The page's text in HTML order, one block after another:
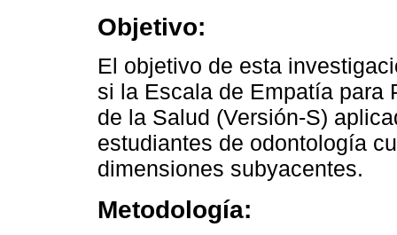
Objetivo:
El objetivo de esta
si la Escala de Empatía para
de la Salud (Versión-S)
estudiantes de odontología
dimensiones subyacentes.
Metodología: